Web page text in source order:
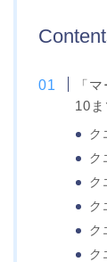
「
10
ク
ク
ク
ク
ク
ク